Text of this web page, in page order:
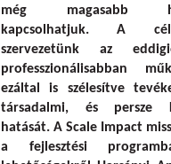
még magasabb
kapcsolhatjuk. A
szervezetünk az
professzionálisabban
ezáltal is szélesítve
társadalmi, és persze
hatását. A Scale Impact
a fejlesztési